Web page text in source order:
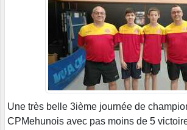
Une très belle 3ième journée de
CPMehunois avec pas moins de 5